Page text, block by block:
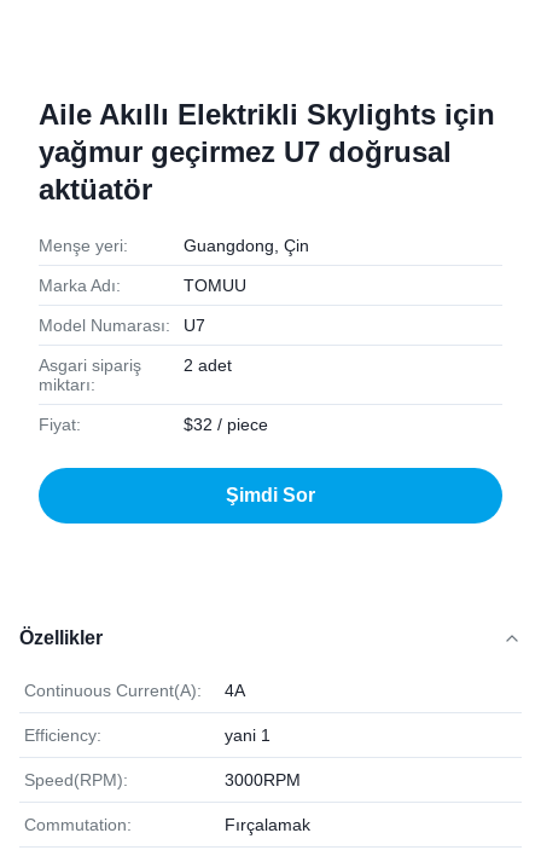
Aile Akıllı Elektrikli Skylights için
yağmur geçirmez U7 doğrusal
aktüatör
Menşe yeri: Guangdong, Çin
Marka Adı: TOMUU
Model Numarası: U7
Asgari sipariş
miktarı:
2 adet
Fiyat: $32 / piece
Şimdi Sor
Özellikler
Continuous Current(A): 4A
Efficiency: yani 1
Speed(RPM): 3000RPM
Commutation: Fırçalamak